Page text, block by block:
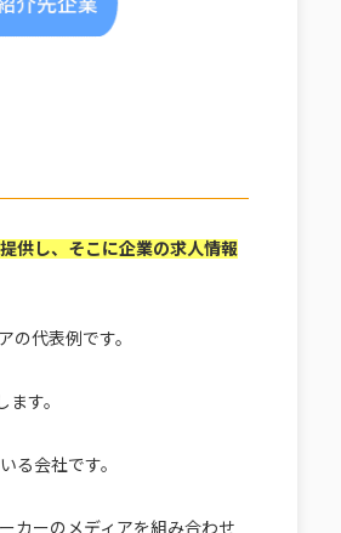
供し、そこに企業の求人情報
の代表例です。
す。
る会社です。
カーのメディアを組み合わせ